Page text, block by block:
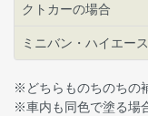
クトカーの場合
ミニバン・ハイエー
※どちらものちのちの
※車内も同色で塗る場